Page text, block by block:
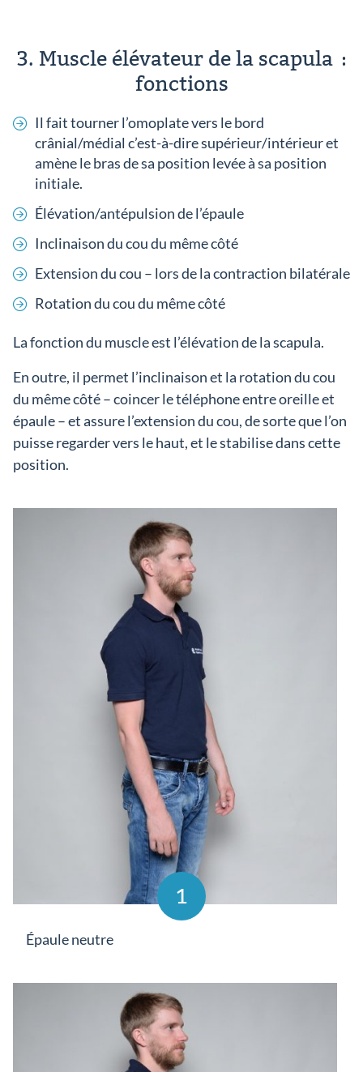
3. Muscle élévateur de la scapula :
fonctions
Il fait tourner l’omoplate vers le bord
crânial/médial c’est-à-dire supérieur/intérieur et
amène le bras de sa position levée à sa position
initiale.
Élévation/antépulsion de l’épaule
Inclinaison du cou du même côté
Extension du cou – lors de la contraction bilatérale
Rotation du cou du même côté
La fonction du muscle est l’élévation de la scapula.
En outre, il permet l’inclinaison et la rotation du cou
du même côté – coincer le téléphone entre oreille et
épaule – et assure l’extension du cou, de sorte que l’on
puisse regarder vers le haut, et le stabilise dans cette
position.
1
Épaule neutre